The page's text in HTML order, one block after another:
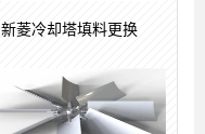
新菱冷却塔填料更换